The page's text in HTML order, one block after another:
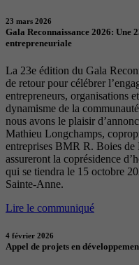
23 mars 2026
Gala Reconnaissance 2026: Une
entrepreneuriale
La 23e édition du Gala
de retour pour célébrer
entrepreneurs, organisations
dynamisme de la
nous avons le plaisir
Mathieu Longchamps,
entreprises BMR R. Boies de
assureront la coprésidence
qui se tiendra le 15 octobre
Sainte-Anne.
Lire le communiqué
4 février 2026
Appel de projets en